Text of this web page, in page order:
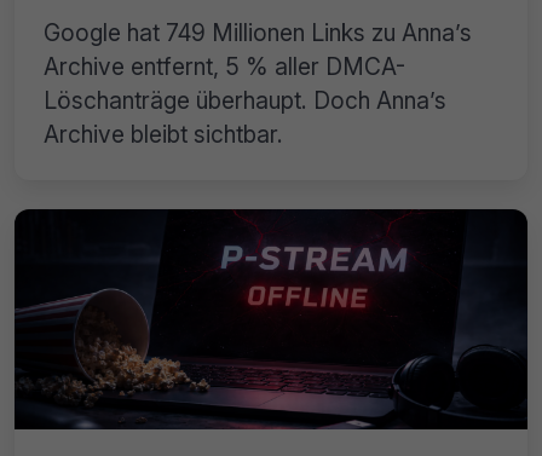
Google hat 749 Millionen Links zu Anna’s
Archive entfernt, 5 % aller DMCA-
Löschanträge überhaupt. Doch Anna’s
Archive bleibt sichtbar.